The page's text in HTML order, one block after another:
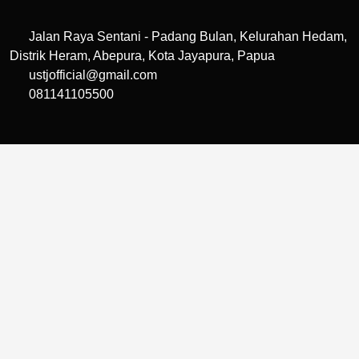
Jalan Raya Sentani - Padang Bulan, Kelurahan Hedam,
Distrik Heram, Abepura, Kota Jayapura, Papua
ustjofficial@gmail.com
081141105500